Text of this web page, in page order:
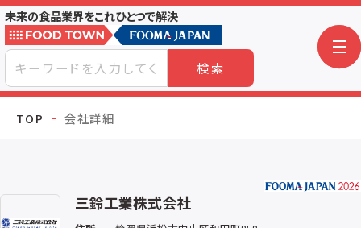
未来の食品業界をこれひとつで解決
検索
TOP 会社詳細
三鈴工業株式会社